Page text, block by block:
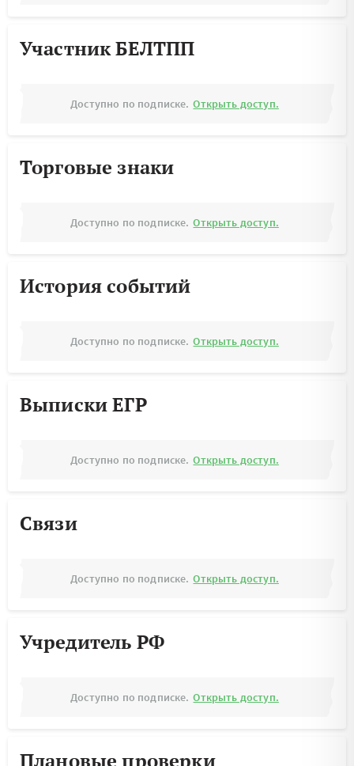
Участник БЕЛТПП
Доступно по подписке. Открыть доступ.
Торговые знаки
Доступно по подписке. Открыть доступ.
История событий
Доступно по подписке. Открыть доступ.
Выписки ЕГР
Доступно по подписке. Открыть доступ.
Связи
Доступно по подписке. Открыть доступ.
Учредитель РФ
Доступно по подписке. Открыть доступ.
Плановые проверки